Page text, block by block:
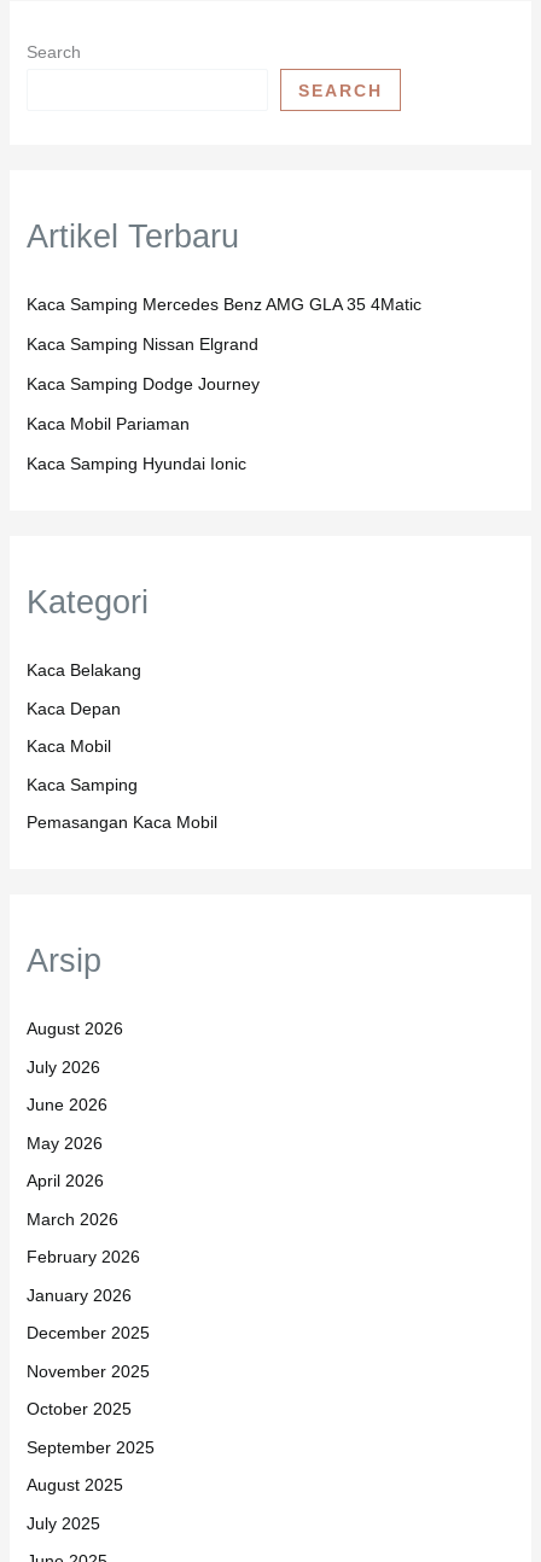
Search
SEARCH
Artikel Terbaru
Kaca Samping Mercedes Benz AMG GLA 35 4Matic
Kaca Samping Nissan Elgrand
Kaca Samping Dodge Journey
Kaca Mobil Pariaman
Kaca Samping Hyundai Ionic
Kategori
Kaca Belakang
Kaca Depan
Kaca Mobil
Kaca Samping
Pemasangan Kaca Mobil
Arsip
August 2026
July 2026
June 2026
May 2026
April 2026
March 2026
February 2026
January 2026
December 2025
November 2025
October 2025
September 2025
August 2025
July 2025